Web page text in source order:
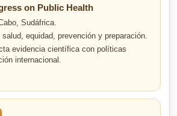
on Public Health
Sudáfrica.
equidad, prevención y preparación.
evidencia científica con políticas
internacional.